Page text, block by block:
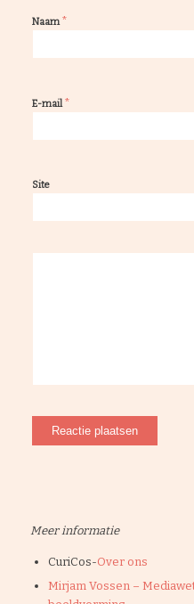
Naam *
E-mail *
Site
Meer informatie
CuriCos-Over ons
Mirjam Vossen –